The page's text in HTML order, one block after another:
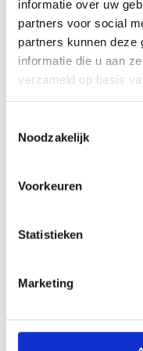
informatie over uw
partners voor social
partners kunnen deze
informatie die u aan
verzameld op basis
Noodzakelijk
Voorkeuren
Statistieken
Marketing
Op
Wil je met je
stage met
niet alleen tal